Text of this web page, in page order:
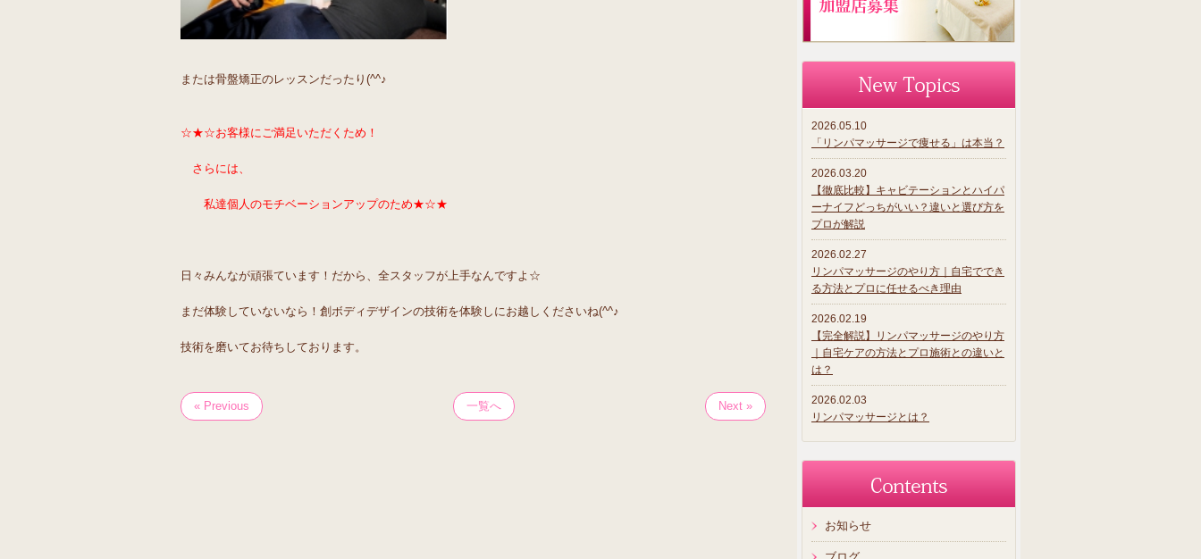
または骨盤矯正のレッスンだったり(^^♪
☆★☆お客様にご満足いただくため！
さらには、
私達個人のモチベーションアップのため★☆★
日々みんなが頑張ています！だから、全スタッフが上手なんですよ☆
まだ体験していないなら！創ボディデザインの技術を体験しにお越しくださいね(^^♪
技術を磨いてお待ちしております。
« Previous 一覧へ Next »
2026.05.10
「リンパマッサージで痩せる」は本当？
2026.03.20
【徹底比較】キャビテーションとハイパ
ーナイフどっちがいい？違いと選び方を
プロが解説
2026.02.27
リンパマッサージのやり方｜自宅ででき
る方法とプロに任せるべき理由
2026.02.19
【完全解説】リンパマッサージのやり方
｜自宅ケアの方法とプロ施術との違いと
は？
2026.02.03
リンパマッサージとは？
お知らせ